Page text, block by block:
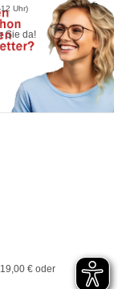
Uhr)
Sie da!
€ oder